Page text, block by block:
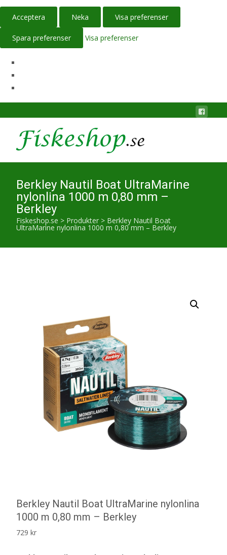
Acceptera Neka Visa preferenser
Spara preferenser Visa preferenser
Berkley Nautil Boat UltraMarine
nylonlina 1000 m 0,80 mm –
Berkley
Fiskeshop.se > Produkter > Berkley Nautil Boat
UltraMarine nylonlina 1000 m 0,80 mm – Berkley
Berkley Nautil Boat UltraMarine nylonlina
1000 m 0,80 mm – Berkley
729 kr